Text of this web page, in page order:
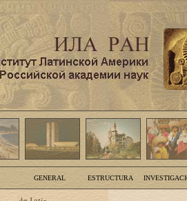
GENERAL ESTRUCTURA